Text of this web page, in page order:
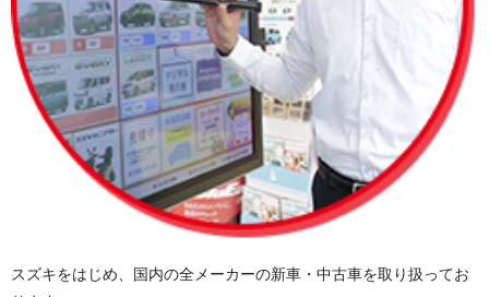
スズキをはじめ、国内の全メーカーの新車・中古車を取り扱ってお